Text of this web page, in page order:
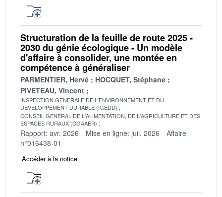
Structuration de la feuille de route 2025 -
2030 du génie écologique - Un modèle
d'affaire à consolider, une montée en
compétence à généraliser
PARMENTIER, Hervé
HOCQUET, Stéphane
PIVETEAU, Vincent
INSPECTION GENERALE DE L'ENVIRONNEMENT ET DU
DEVELOPPEMENT DURABLE (IGEDD)
CONSEIL GENERAL DE L'ALIMENTATION, DE L'AGRICULTURE ET DES
ESPACES RURAUX (CGAAER)
Rapport: avr. 2026 Mise en ligne: juil. 2026
Affaire
n°016438-01
Accéder à la notice